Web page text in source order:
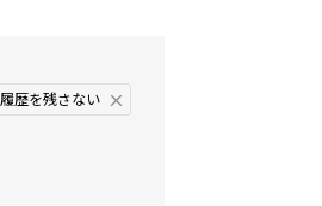
履歴を残さない